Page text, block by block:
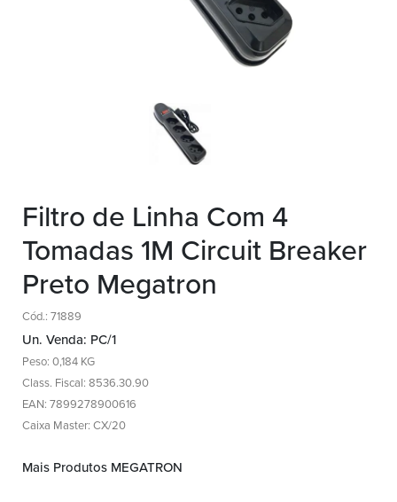
Filtro de Linha Com 4
Tomadas 1M Circuit Breaker
Preto Megatron
Cód.: 71889
Un. Venda: PC/1
Peso: 0,184 KG
Class. Fiscal: 8536.30.90
EAN: 7899278900616
Caixa Master: CX/20
Mais Produtos MEGATRON